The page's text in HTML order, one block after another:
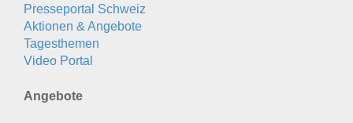
Presseportal Schweiz
Aktionen & Angebote
Tagesthemen
Video Portal
Angebote